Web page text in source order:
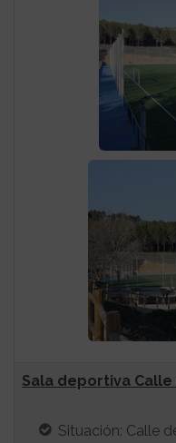
Sala deportiva Calle
Situación: Calle